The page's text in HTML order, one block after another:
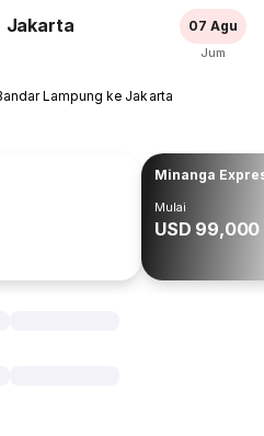
Jakarta 07 Agu
Jum
Lampung ke Jakarta
Minanga
Mulai
USD 99,000